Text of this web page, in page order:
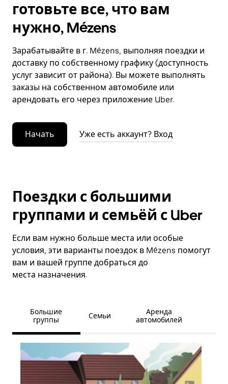
готовьте все, что вам
нужно, Mézens
Зарабатывайте в г. Mézens, выполняя поездки и
доставку по собственному графику (доступность
услуг зависит от района). Вы можете выполнять
заказы на собственном автомобиле или
арендовать его через приложение Uber.
Начать Уже есть аккаунт? Вход
Поездки с большими
группами и семьёй с Uber
Если вам нужно больше места или особые
условия, эти варианты поездок в Mézens помогут
вам и вашей группе добраться до
места назначения.
Большие
группы
Семьи
Аренда
автомобилей